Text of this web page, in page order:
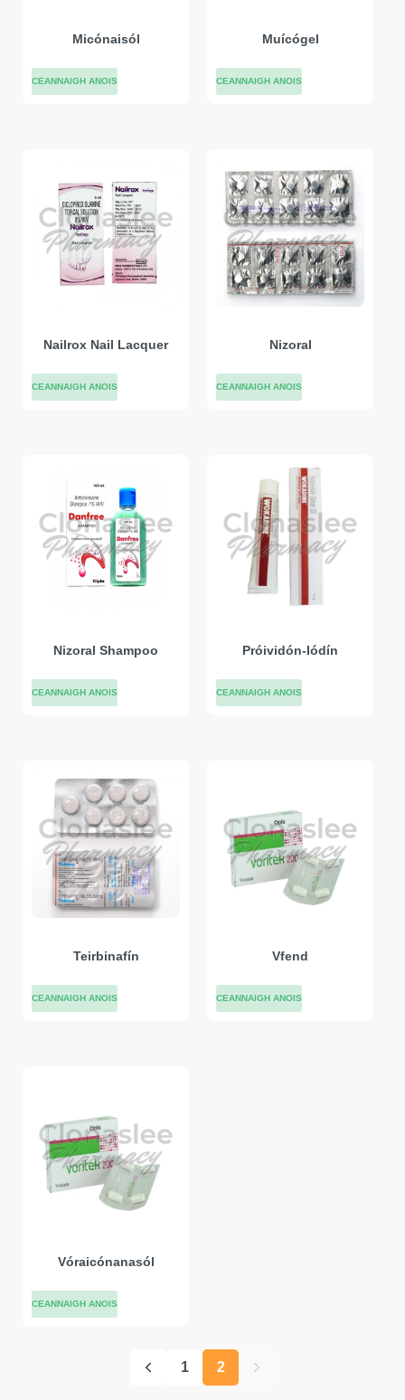
Micónaisól
CEANNAIGH ANOIS
Muícógel
CEANNAIGH ANOIS
Nailrox Nail Lacquer
CEANNAIGH ANOIS
Nizoral
CEANNAIGH ANOIS
Nizoral Shampoo
CEANNAIGH ANOIS
Próividón-Iódín
CEANNAIGH ANOIS
Teirbinafín
CEANNAIGH ANOIS
Vfend
CEANNAIGH ANOIS
Vóraicónanasól
CEANNAIGH ANOIS
1 2